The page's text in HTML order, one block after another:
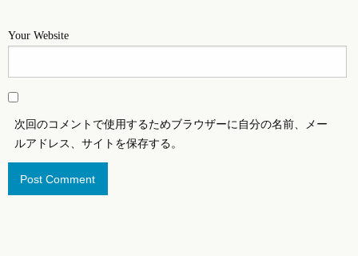
Your Website
次回のコメントで使用するためブラウザーに自分の名前、メー
ルアドレス、サイトを保存する。